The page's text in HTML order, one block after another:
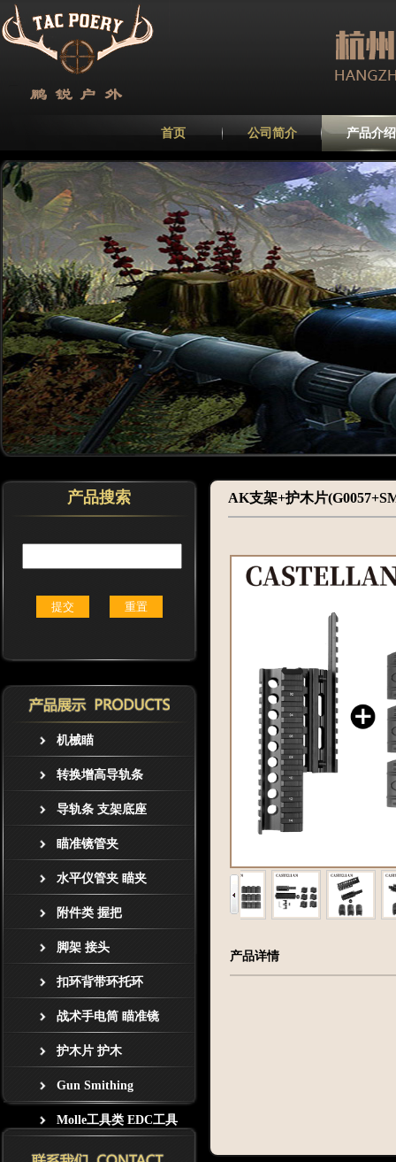
首页 公司简介 产品介绍
产品搜索
机械瞄
转换增高导轨条
导轨条 支架底座
瞄准镜管夹
水平仪管夹 瞄夹
附件类 握把
脚架 接头
扣环背带环托环
战术手电筒 瞄准镜
护木片 护木
Gun Smithing
Molle工具类 EDC工具
AK支架+护木片
产品详情